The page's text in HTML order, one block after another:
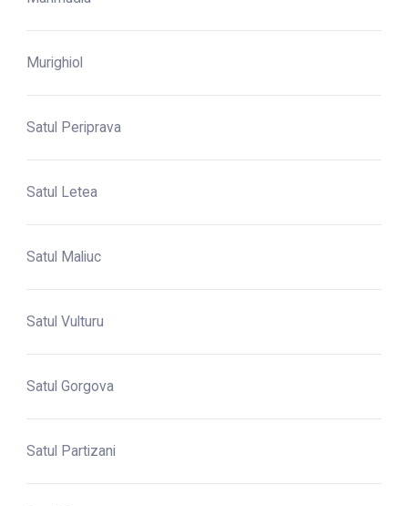
Murighiol
Satul Periprava
Satul Letea
Satul Maliuc
Satul Vulturu
Satul Gorgova
Satul Partizani